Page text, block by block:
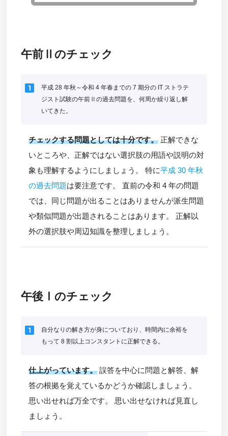
午前Ⅱのチェック
looks_one
平成 28 年秋～令和 4 年春までの 7 期分の IT ストラテ
ジスト試験の午前Ⅱの過去問題を、何周か繰り返し解
いてきた。
チェックする問題としては十分です。正解できな
いところや、正解ではない選択肢の用語や説明の対
象も理解するようにしましょう。 特に平成 30 年秋
の過去問題は要注意です。 直前の令和 4 年の問題
では、同じ問題が出ることはありませんが派生問題
や類似問題が出題されることはあります。 正解以
外の選択肢や周辺知識を整理しましょう。
午後Ⅰのチェック
looks_one
自分なりの解き方が身についており、時間内に余裕を
もって 8 割以上コンスタントに正解できる。
仕上がっています。誤答を中心に問題と解答、解
答の根拠を覚えているかどうか確認しましょう。
思い出せれば万全です。 思い出せなければ見直し
ましょう。